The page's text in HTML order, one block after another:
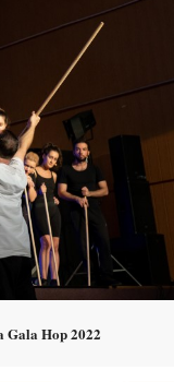
Gala Hop 2022